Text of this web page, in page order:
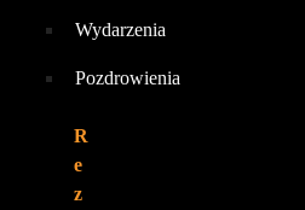
Wydarzenia
Pozdrowienia
R
e
z